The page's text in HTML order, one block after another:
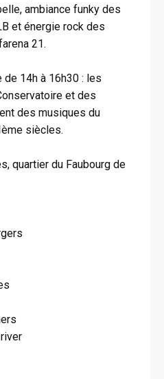
ambiance funky des
et énergie rock des
21.
de 14h à 16h30 : les
et des
des musiques du
siècles.
quartier du Faubourg de